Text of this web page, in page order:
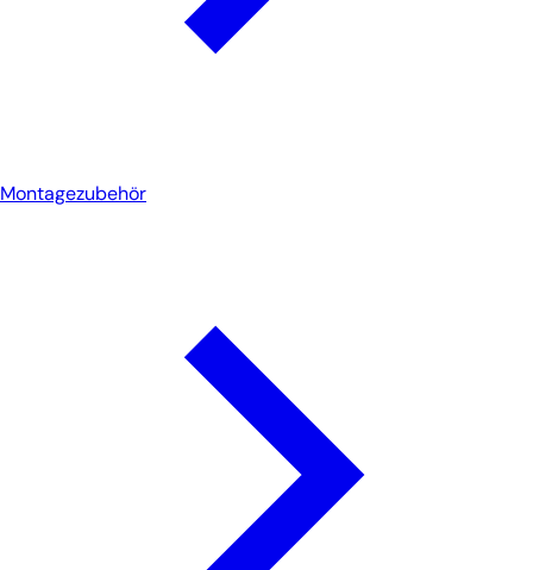
Montagezubehör